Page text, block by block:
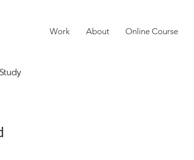
Work About Online Course